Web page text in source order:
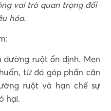
vai trò quan trọng đối
hóa.
đường ruột ổn định. Men
từ đó góp phần cân
ruột và hạn chế sự
hại.